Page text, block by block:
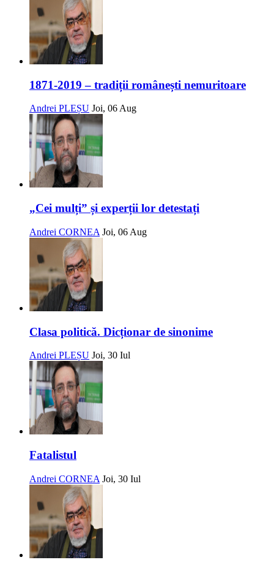
1871-2019 – tradiții românești nemuritoare
Andrei PLEȘU Joi, 06 Aug
„Cei mulți” și experții lor detestați
Andrei CORNEA Joi, 06 Aug
Clasa politică. Dicționar de sinonime
Andrei PLEȘU Joi, 30 Iul
Fatalistul
Andrei CORNEA Joi, 30 Iul